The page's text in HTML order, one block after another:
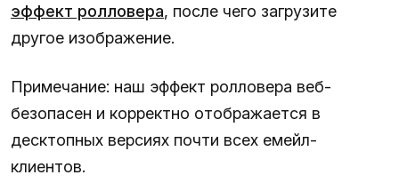
эффект ролловера, после чего загрузите
другое изображение.
Примечание: наш эффект ролловера веб-
безопасен и корректно отображается в
десктопных версиях почти всех емейл-
клиентов.